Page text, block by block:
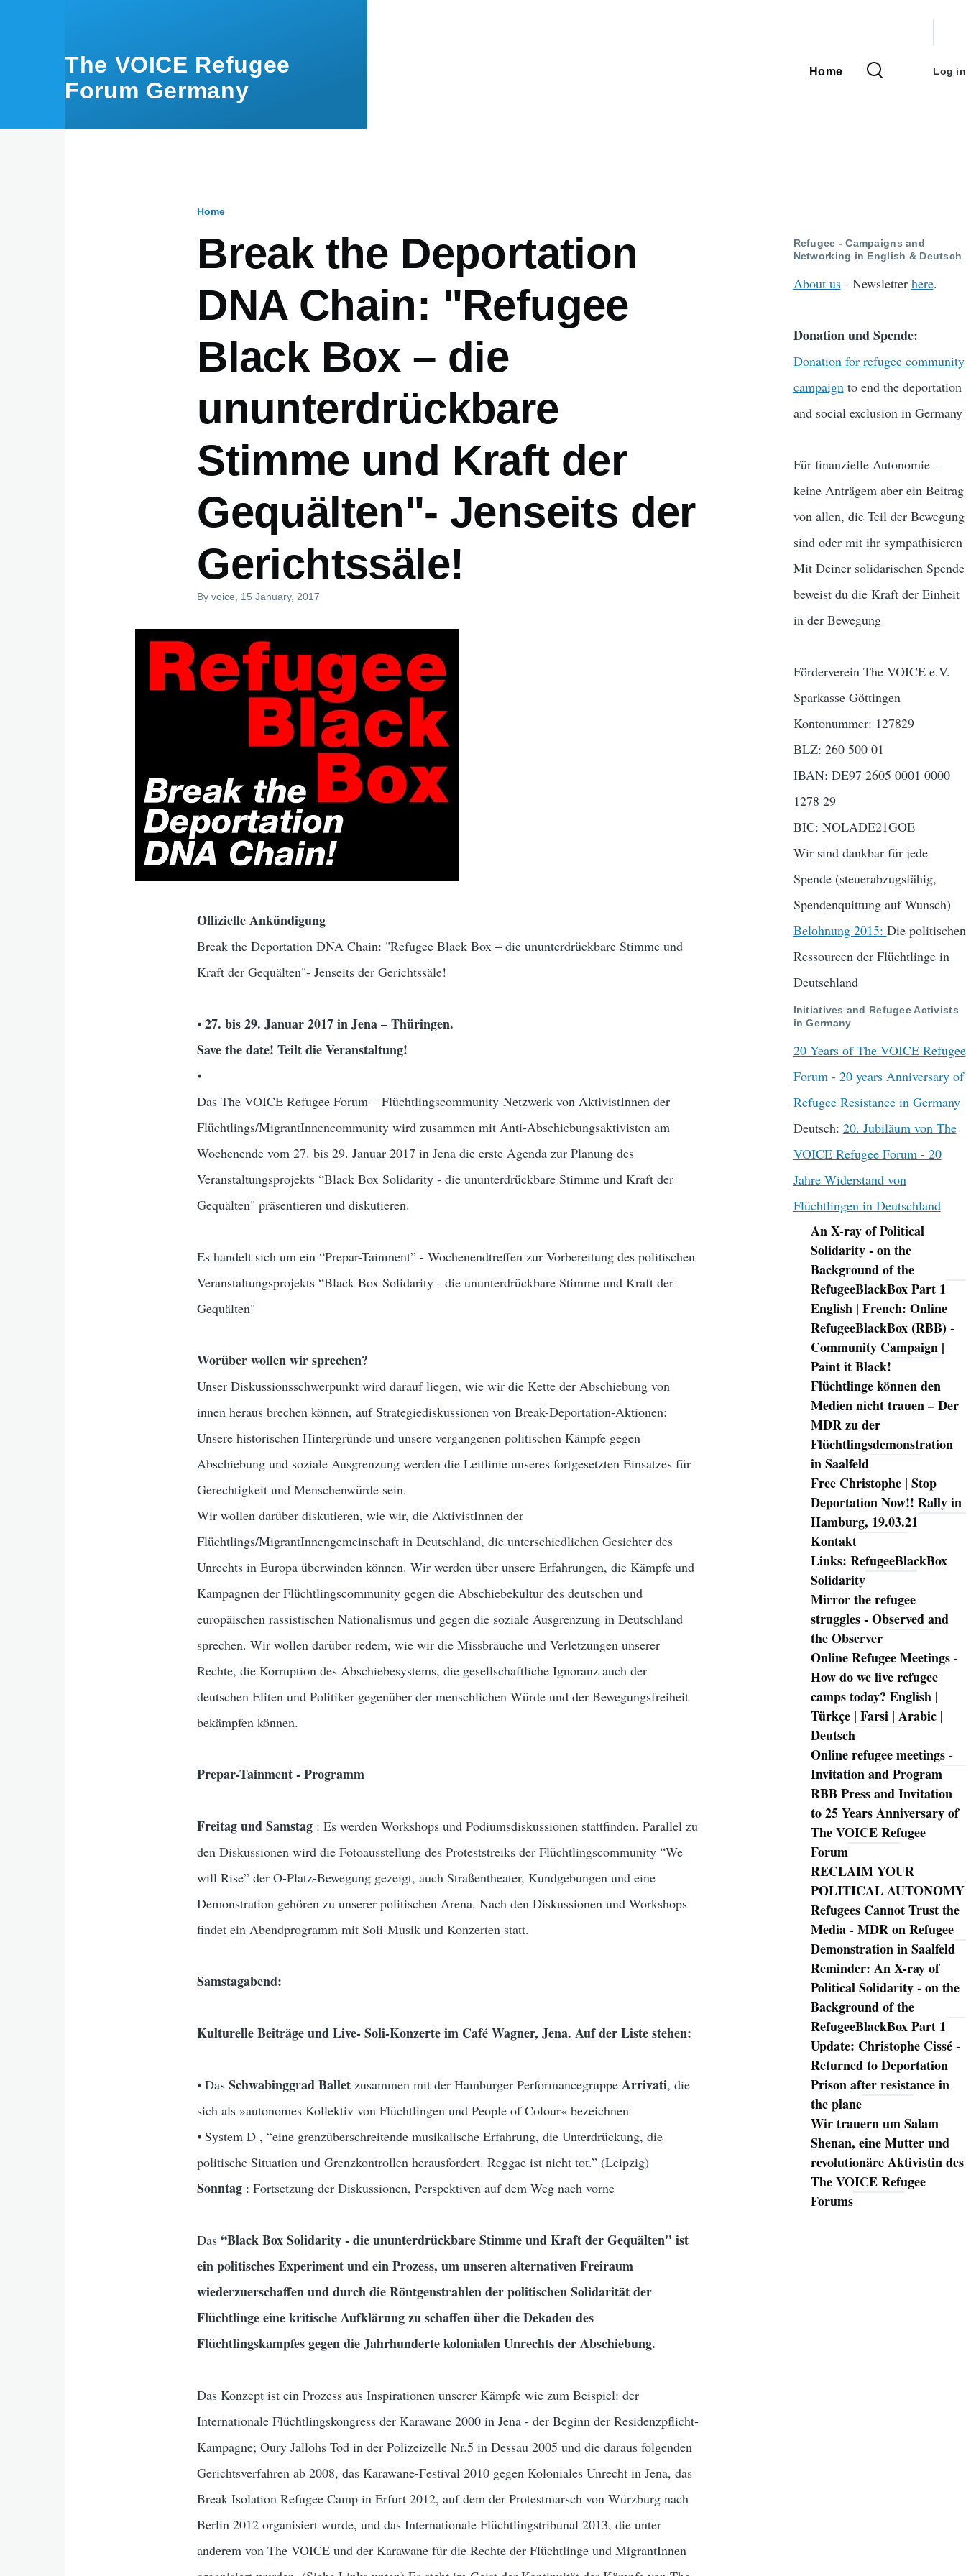
The VOICE Refugee
Forum Germany
Main
Home
menu
Log in
Home
Break the Deportation
DNA Chain: "Refugee
Black Box – die
ununterdrückbare
Stimme und Kraft der
Gequälten"- Jenseits der
Gerichtssäle!
Byvoice , 15 January, 2017
Offizielle Ankündigung
Break the Deportation DNA Chain: "Refugee Black Box – die ununterdrückbare Stimme und
Kraft der Gequälten"- Jenseits der Gerichtssäle!
⦁27. bis 29. Januar 2017 in Jena – Thüringen.
Save the date! Teilt die Veranstaltung!
⦁
Das The VOICE Refugee Forum – Flüchtlingscommunity-Netzwerk von AktivistInnen der
Flüchtlings/MigrantInnencommunity wird zusammen mit Anti-Abschiebungsaktivisten am
Wochenende vom 27. bis 29. Januar 2017 in Jena die erste Agenda zur Planung des
Veranstaltungsprojekts “Black Box Solidarity - die ununterdrückbare Stimme und Kraft der
Gequälten" präsentieren und diskutieren.
Es handelt sich um ein “Prepar-Tainment” - Wochenendtreffen zur Vorbereitung des politischen
Veranstaltungsprojekts “Black Box Solidarity - die ununterdrückbare Stimme und Kraft der
Gequälten"
Worüber wollen wir sprechen?
Unser Diskussionsschwerpunkt wird darauf liegen, wie wir die Kette der Abschiebung von
innen heraus brechen können, auf Strategiediskussionen von Break-Deportation-Aktionen:
Unsere historischen Hintergründe und unsere vergangenen politischen Kämpfe gegen
Abschiebung und soziale Ausgrenzung werden die Leitlinie unseres fortgesetzten Einsatzes für
Gerechtigkeit und Menschenwürde sein.
Wir wollen darüber diskutieren, wie wir, die AktivistInnen der
Flüchtlings/MigrantInnengemeinschaft in Deutschland, die unterschiedlichen Gesichter des
Unrechts in Europa überwinden können. Wir werden über unsere Erfahrungen, die Kämpfe und
Kampagnen der Flüchtlingscommunity gegen die Abschiebekultur des deutschen und
europäischen rassistischen Nationalismus und gegen die soziale Ausgrenzung in Deutschland
sprechen. Wir wollen darüber redem, wie wir die Missbräuche und Verletzungen unserer
Rechte, die Korruption des Abschiebesystems, die gesellschaftliche Ignoranz auch der
deutschen Eliten und Politiker gegenüber der menschlichen Würde und der Bewegungsfreiheit
bekämpfen können.
Prepar-Tainment - Programm
Freitag und Samstag : Es werden Workshops und Podiumsdiskussionen stattfinden. Parallel zu
den Diskussionen wird die Fotoausstellung des Proteststreiks der Flüchtlingscommunity “We
will Rise” der O-Platz-Bewegung gezeigt, auch Straßentheater, Kundgebungen und eine
Demonstration gehören zu unserer politischen Arena. Nach den Diskussionen und Workshops
findet ein Abendprogramm mit Soli-Musik und Konzerten statt.
Samstagabend:
Kulturelle Beiträge und Live- Soli-Konzerte im Café Wagner, Jena. Auf der Liste stehen:
⦁ DasSchwabinggrad Ballet zusammen mit der Hamburger PerformancegruppeArrivati, die
sich als »autonomes Kollektiv von Flüchtlingen und People of Colour« bezeichnen
⦁ System D , “eine grenzüberschreitende musikalische Erfahrung, die Unterdrückung, die
politische Situation und Grenzkontrollen herausfordert. Reggae ist nicht tot.” (Leipzig)
Sonntag : Fortsetzung der Diskussionen, Perspektiven auf dem Weg nach vorne
Das“Black Box Solidarity - die ununterdrückbare Stimme und Kraft der Gequälten" ist
ein politisches Experiment und ein Prozess, um unseren alternativen Freiraum
wiederzuerschaffen und durch die Röntgenstrahlen der politischen Solidarität der
Flüchtlinge eine kritische Aufklärung zu schaffen über die Dekaden des
Flüchtlingskampfes gegen die Jahrhunderte kolonialen Unrechts der Abschiebung.
Das Konzept ist ein Prozess aus Inspirationen unserer Kämpfe wie zum Beispiel: der
Internationale Flüchtlingskongress der Karawane 2000 in Jena - der Beginn der Residenzpflicht-
Kampagne; Oury Jallohs Tod in der Polizeizelle Nr.5 in Dessau 2005 und die daraus folgenden
Gerichtsverfahren ab 2008, das Karawane-Festival 2010 gegen Koloniales Unrecht in Jena, das
Break Isolation Refugee Camp in Erfurt 2012, auf dem der Protestmarsch von Würzburg nach
Berlin 2012 organisiert wurde, und das Internationale Flüchtlingstribunal 2013, die unter
anderem von The VOICE und der Karawane für die Rechte der Flüchtlinge und MigrantInnen
Refugee - Campaigns and
Networking in English & Deutsch
About us- Newsletter here.
Donation und Spende:
Donation for refugee community
campaignto end the deportation
and social exclusion in Germany
Für finanzielle Autonomie –
keine Anträgem aber ein Beitrag
von allen, die Teil der Bewegung
sind oder mit ihr sympathisieren
Mit Deiner solidarischen Spende
beweist du die Kraft der Einheit
in der Bewegung
Förderverein The VOICE e.V.
Sparkasse Göttingen
Kontonummer: 127829
BLZ: 260 500 01
IBAN: DE97 2605 0001 0000
1278 29
BIC: NOLADE21GOE
Wir sind dankbar für jede
Spende (steuerabzugsfähig,
Spendenquittung auf Wunsch)
Belohnung 2015: Die politischen
Ressourcen der Flüchtlinge in
Deutschland
Initiatives and Refugee Activists
in Germany
20 Years of The VOICE Refugee
Forum - 20 years Anniversary of
Refugee Resistance in Germany
Deutsch: 20. Jubiläum von The
VOICE Refugee Forum - 20
Jahre Widerstand von
Flüchtlingen in Deutschland
Navigation
An X-ray of Political
Solidarity - on the
Background of the
RefugeeBlackBox Part 1
English | French: Online
RefugeeBlackBox (RBB) -
Community Campaign |
Paint it Black!
Flüchtlinge können den
Medien nicht trauen – Der
MDR zu der
Flüchtlingsdemonstration
in Saalfeld
Free Christophe | Stop
Deportation Now!! Rally in
Hamburg, 19.03.21
Kontakt
Links: RefugeeBlackBox
Solidarity
Mirror the refugee
struggles - Observed and
the Observer
Online Refugee Meetings -
How do we live refugee
camps today? English |
Türkçe | Farsi | Arabic |
Deutsch
Online refugee meetings -
Invitation and Program
RBB Press and Invitation
to 25 Years Anniversary of
The VOICE Refugee
Forum
RECLAIM YOUR
POLITICAL AUTONOMY
Refugees Cannot Trust the
Media - MDR on Refugee
Demonstration in Saalfeld
Reminder: An X-ray of
Political Solidarity - on the
Background of the
RefugeeBlackBox Part 1
Update: Christophe Cissé -
Returned to Deportation
Prison after resistance in
the plane
Wir trauern um Salam
Shenan, eine Mutter und
revolutionäre Aktivistin des
The VOICE Refugee
Forums